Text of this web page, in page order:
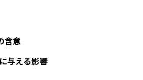
含意
与える影響